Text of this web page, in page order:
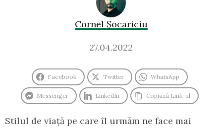
Cornel Șocariciu
27.04.2022
Facebook Twitter WhatsApp
Messenger LinkedIn Copiază Link-ul
Stilul de viață pe care îl urmăm ne face mai